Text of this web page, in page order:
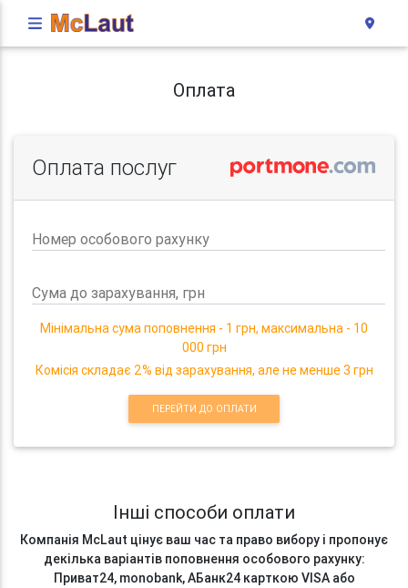
Оплата
Оплата послуг
Номер особового рахунку
Сума до зарахування, грн
Мінімальна сума поповнення - 1 грн, максимальна - 10
000 грн
Комісія складає 2% від зарахування, але не менше 3 грн
ПЕРЕЙТИ ДО ОПЛАТИ
Інші способи оплати
Компанія McLaut цінує ваш час та право вибору і пропонує
декілька варіантів поповнення особового рахунку:
Приват24, monobank, АБанк24 карткою VISA або